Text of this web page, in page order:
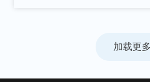
加载更多